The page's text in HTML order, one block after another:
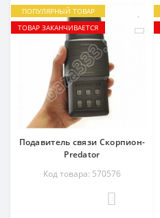
ПОПУЛЯРНЫЙ ТОВАР
ТОВАР ЗАКАНЧИВАЕТСЯ
Подавитель связи Скорпион-
Predator
Код товара: 570576